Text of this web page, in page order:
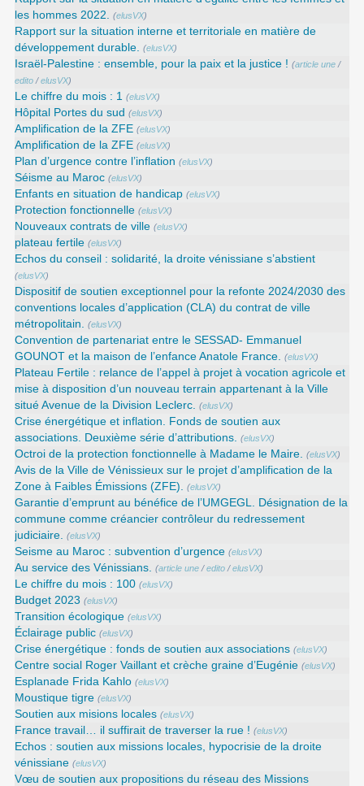
les hommes 2022.
(elusVX)
Rapport sur la situation interne et territoriale en matière de
développement durable.
(elusVX)
Israël-Palestine : ensemble, pour la paix et la justice ! (article une /
edito /elusVX)
Le chiffre du mois : 1 (elusVX)
Hôpital Portes du sud (elusVX)
Amplification de la ZFE (elusVX)
Amplification de la ZFE (elusVX)
Plan d’urgence contre l’inflation (elusVX)
Séisme au Maroc (elusVX)
Enfants en situation de handicap (elusVX)
Protection fonctionnelle (elusVX)
Nouveaux contrats de ville (elusVX)
plateau fertile (elusVX)
Echos du conseil : solidarité, la droite vénissiane s’abstient
(elusVX)
Dispositif de soutien exceptionnel pour la refonte 2024/2030 des
conventions locales d’application (CLA) du contrat de ville
métropolitain.
(elusVX)
Convention de partenariat entre le SESSAD- Emmanuel
GOUNOT et la maison de l’enfance Anatole France.
(elusVX)
Plateau Fertile : relance de l’appel à projet à vocation agricole et
mise à disposition d’un nouveau terrain appartenant à la Ville
situé Avenue de la Division Leclerc.
(elusVX)
Crise énergétique et inflation. Fonds de soutien aux
associations. Deuxième série d’attributions.
(elusVX)
Octroi de la protection fonctionnelle à Madame le Maire. (elusVX)
Avis de la Ville de Vénissieux sur le projet d’amplification de la
Zone à Faibles Émissions (ZFE).
(elusVX)
Garantie d’emprunt au bénéfice de l’UMGEGL. Désignation de la
commune comme créancier contrôleur du redressement
judiciaire.
(elusVX)
Seisme au Maroc : subvention d’urgence (elusVX)
Au service des Vénissians. (article une /edito /elusVX)
Le chiffre du mois : 100 (elusVX)
Budget 2023 (elusVX)
Transition écologique (elusVX)
Éclairage public (elusVX)
Crise énergétique : fonds de soutien aux associations (elusVX)
Centre social Roger Vaillant et crèche graine d’Eugénie (elusVX)
Esplanade Frida Kahlo (elusVX)
Moustique tigre (elusVX)
Soutien aux misions locales (elusVX)
France travail… il suffirait de traverser la rue ! (elusVX)
Echos : soutien aux missions locales, hypocrisie de la droite
vénissiane (elusVX)
Vœu de soutien aux propositions du réseau des Missions